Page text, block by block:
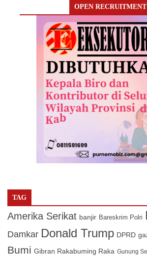
OPEN RECRUITMENT
TAG
Amerika Serikat banjir Bareskrim Polri
Damkar Donald Trump DPRD
Bumi Gibran Rakabuming Raka Gunung